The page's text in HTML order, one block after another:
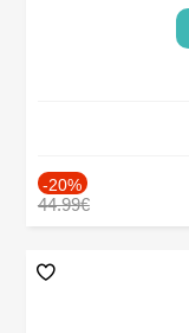
-20%
44.99€